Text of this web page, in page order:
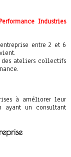
Industries
entre 2 et 6
des ateliers collectifs
à améliorer leur
un consultant